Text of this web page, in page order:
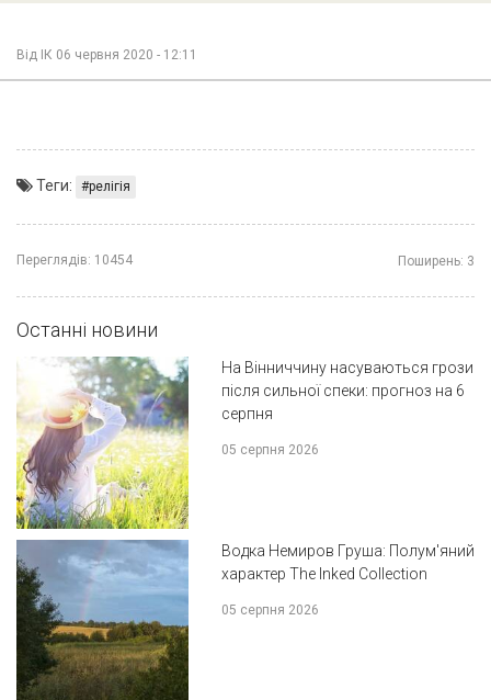
Від ІК 06 червня 2020 - 12:11
Теги: релігія
Переглядів: 10454 Поширень: 3
Останні новини
На Вінниччину насуваються грози
після сильної спеки: прогноз на 6
серпня
05 серпня 2026
Водка Немиров Груша: Полум'яний
характер The Inked Collection
05 серпня 2026